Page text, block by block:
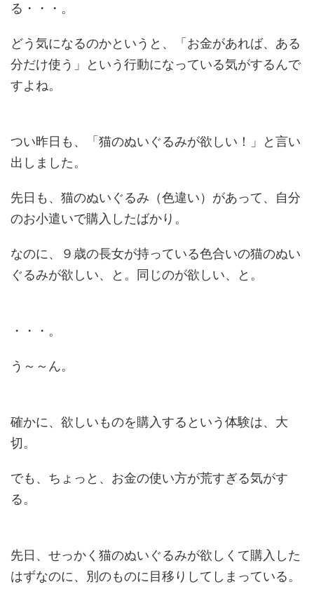
る・・・。
どう気になるのかというと、「お金があれば、ある
分だけ使う」という行動になっている気がするんで
すよね。
つい昨日も、「猫のぬいぐるみが欲しい！」と言い
出しました。
先日も、猫のぬいぐるみ（色違い）があって、自分
のお小遣いで購入したばかり。
なのに、９歳の長女が持っている色合いの猫のぬい
ぐるみが欲しい、と。同じのが欲しい、と。
・・・。
う～～ん。
確かに、欲しいものを購入するという体験は、大
切。
でも、ちょっと、お金の使い方が荒すぎる気がす
る。
先日、せっかく猫のぬいぐるみが欲しくて購入した
はずなのに、別のものに目移りしてしまっている。